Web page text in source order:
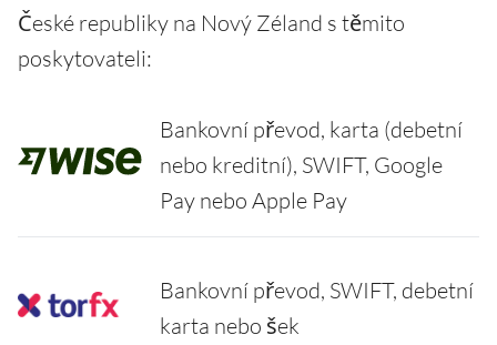
České republiky na Nový Zéland s těmito
poskytovateli:
Bankovní převod, karta (debetní
nebo kreditní), SWIFT, Google
Pay nebo Apple Pay
Bankovní převod, SWIFT, debetní
karta nebo šek